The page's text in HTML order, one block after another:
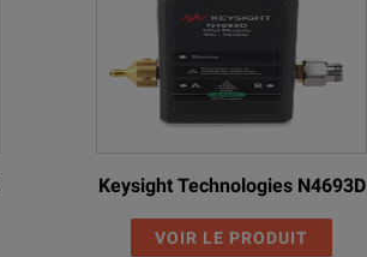
Keysight Technologies N4693D
VOIR LE PRODUIT